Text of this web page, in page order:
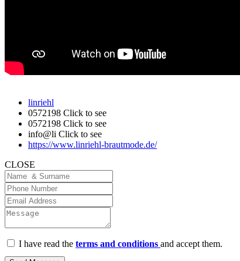
linriehl
0572198 Click to see
0572198 Click to see
info@li Click to see
https://www.linriehl-brautmode.de/
CLOSE
I have read the terms and conditions and accept them.